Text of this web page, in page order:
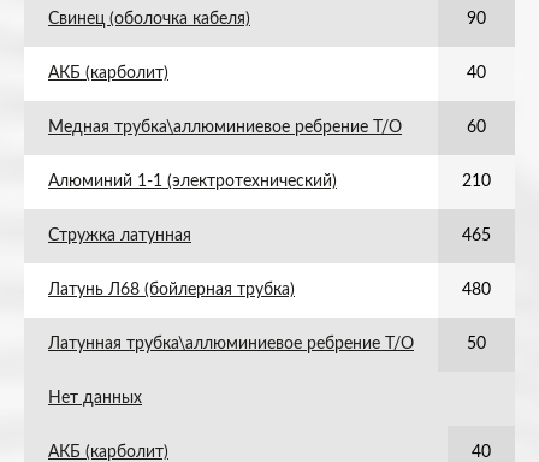
Свинец (оболочка кабеля) 90
АКБ (карболит) 40
Медная трубка\аллюминиевое ребрение Т/О 60
Алюминий 1-1 (электротехнический) 210
Стружка латунная 465
Латунь Л68 (бойлерная трубка) 480
Латунная трубка\аллюминиевое ребрение Т/О 50
Нет данных
АКБ (карболит) 40